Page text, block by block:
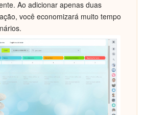
on-line
Bitrix24
Ao adicionar apenas duas
você economizará muito tempo